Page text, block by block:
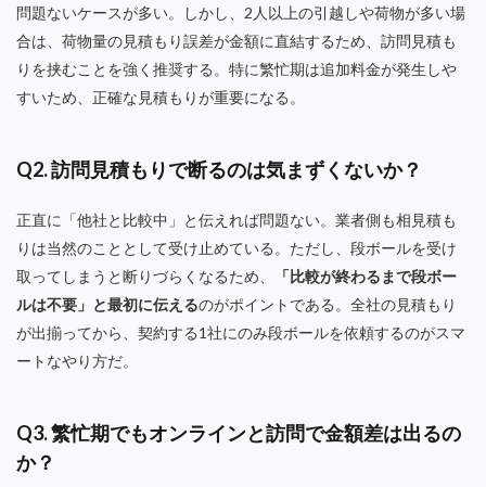
問題ないケースが多い。しかし、2人以上の引越しや荷物が多い場
合は、荷物量の見積もり誤差が金額に直結するため、訪問見積も
りを挟むことを強く推奨する。特に繁忙期は追加料金が発生しや
すいため、正確な見積もりが重要になる。
Q2. 訪問見積もりで断るのは気まずくないか？
正直に「他社と比較中」と伝えれば問題ない。業者側も相見積も
りは当然のこととして受け止めている。ただし、段ボールを受け
取ってしまうと断りづらくなるため、
「比較が終わるまで段ボー
ルは不要」と最初に伝えるのがポイントである。全社の見積もり
が出揃ってから、契約する1社にのみ段ボールを依頼するのがスマ
ートなやり方だ。
Q3. 繁忙期でもオンラインと訪問で金額差は出るの
か？